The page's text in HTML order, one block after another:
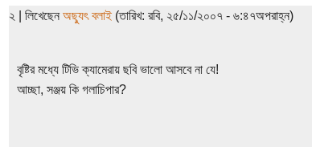
২ | লিখেছেন অছ্যুৎ বলাই(তারিখ: রবি, ২৫/১১/২০০৭ - ৬:৪৭অপরাহ্ন)
বৃষ্টির মধ্যে টিভি ক্যামেরায় ছবি ভালো আসবে না যে!
আচ্ছা, সঞ্জয় কি গলাচিপার?